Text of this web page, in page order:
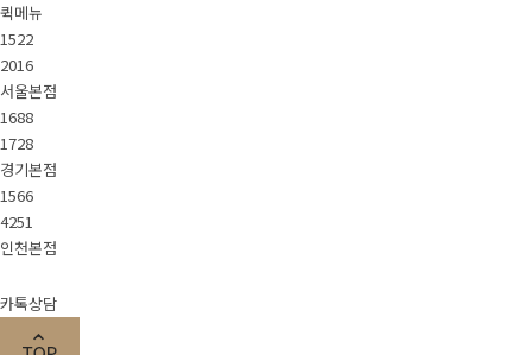
퀵메뉴
1522
2016
서울본점
1688
1728
경기본점
1566
4251
인천본점
카톡상담
About Pet.J
지점안내